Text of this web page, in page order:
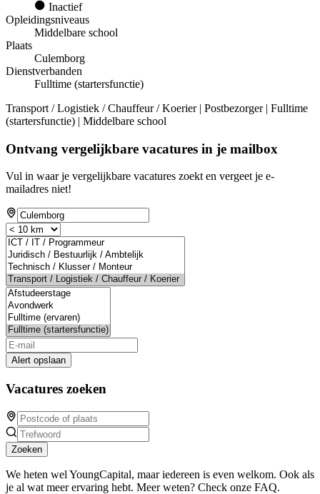
Inactief
Opleidingsniveaus
Middelbare school
Plaats
Culemborg
Dienstverbanden
Fulltime (startersfunctie)
Transport / Logistiek / Chauffeur / Koerier | Postbezorger | Fulltime
(startersfunctie) | Middelbare school
Ontvang vergelijkbare vacatures in je mailbox
Vul in waar je vergelijkbare vacatures zoekt en vergeet je e-
mailadres niet!
Alert opslaan
Vacatures zoeken
Zoeken
We heten wel YoungCapital, maar iedereen is even welkom. Ook als
je al wat meer ervaring hebt. Meer weten? Check onze FAQ.